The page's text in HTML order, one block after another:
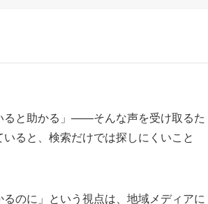
ると助かる」——そんな声を受け取るた
ると、検索だけでは探しにくいこと
のに」という視点は、地域メディアに